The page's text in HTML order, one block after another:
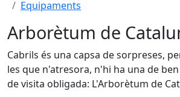
Equipaments
Arborètum de
Cabrils és una capsa de sorpreses,
les que n'atresora, n'hi ha una de
de visita obligada: L'Arborètum de